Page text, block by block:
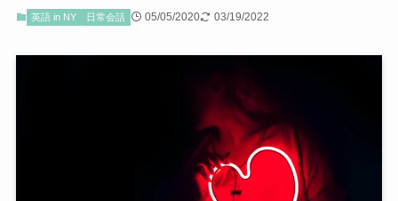
英語 in NY 日常会話 05/05/2020 03/19/2022